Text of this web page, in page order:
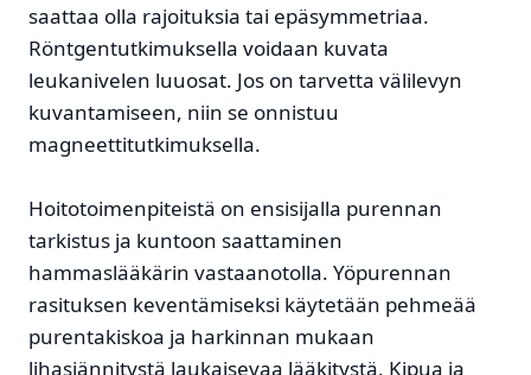
saattaa olla rajoituksia tai epäsymmetriaa.
Röntgentutkimuksella voidaan kuvata
leukanivelen luuosat. Jos on tarvetta välilevyn
kuvantamiseen, niin se onnistuu
magneettitutkimuksella.
Hoitotoimenpiteistä on ensisijalla purennan
tarkistus ja kuntoon saattaminen
hammaslääkärin vastaanotolla. Yöpurennan
rasituksen keventämiseksi käytetään pehmeää
purentakiskoa ja harkinnan mukaan
lihasjännitystä laukaisevaa lääkitystä. Kipua ja